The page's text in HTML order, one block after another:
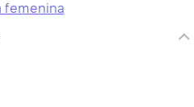
femenina